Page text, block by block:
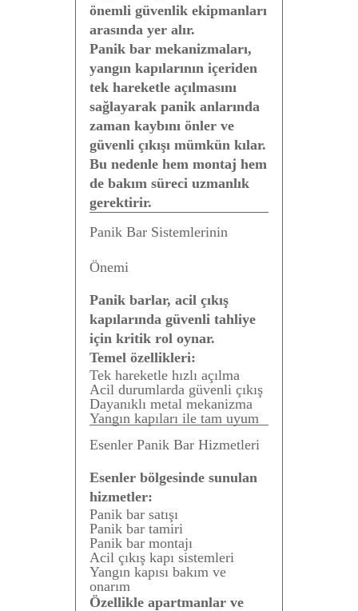
önemli güvenlik ekipmanları
arasında yer alır.
Panik bar mekanizmaları,
yangın kapılarının içeriden
tek hareketle açılmasını
sağlayarak panik anlarında
zaman kaybını önler ve
güvenli çıkışı mümkün kılar.
Bu nedenle hem montaj hem
de bakım süreci uzmanlık
gerektirir.
Panik Bar Sistemlerinin
Önemi
Panik barlar, acil çıkış
kapılarında güvenli tahliye
için kritik rol oynar.
Temel özellikleri:
Tek hareketle hızlı açılma
Acil durumlarda güvenli çıkış
Dayanıklı metal mekanizma
Yangın kapıları ile tam uyum
Esenler Panik Bar Hizmetleri
Esenler bölgesinde sunulan
hizmetler:
Panik bar satışı
Panik bar tamiri
Panik bar montajı
Acil çıkış kapı sistemleri
Yangın kapısı bakım ve
onarım
Özellikle apartmanlar ve